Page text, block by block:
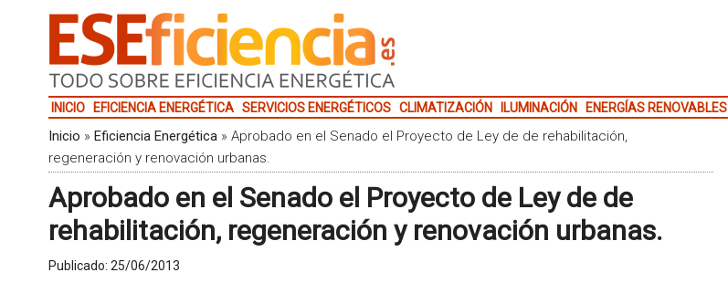
INICIO EFICIENCIA ENERGÉTICA SERVICIOS ENERGÉTICOS CLIMATIZACIÓN ILUMINACIÓN ENERGÍAS RENOVABLES
Inicio » Eficiencia Energética» Aprobado en el Senado el Proyecto de Ley de de rehabilitación,
regeneración y renovación urbanas.
Aprobado en el Senado el Proyecto de Ley de de
rehabilitación, regeneración y renovación urbanas.
Publicado: 25/06/2013